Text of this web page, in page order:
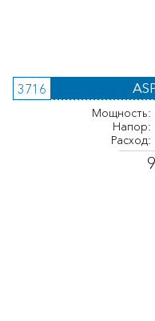
3716
Мощность:
Напор:
Расход: